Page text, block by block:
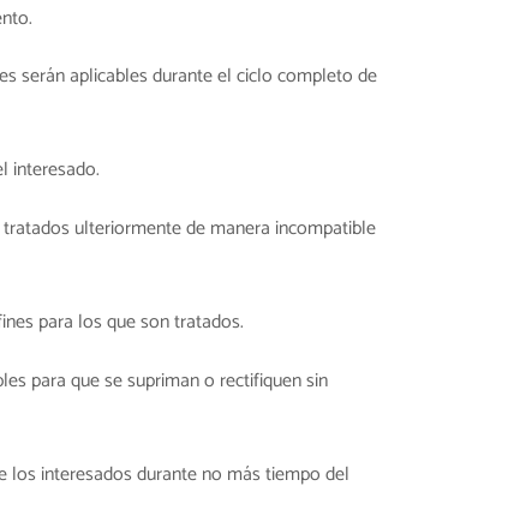
serán aplicables durante el ciclo completo de
interesado.
ulteriormente de manera incompatible
para los que son tratados.
para que se supriman o rectifiquen sin
interesados durante no más tiempo del